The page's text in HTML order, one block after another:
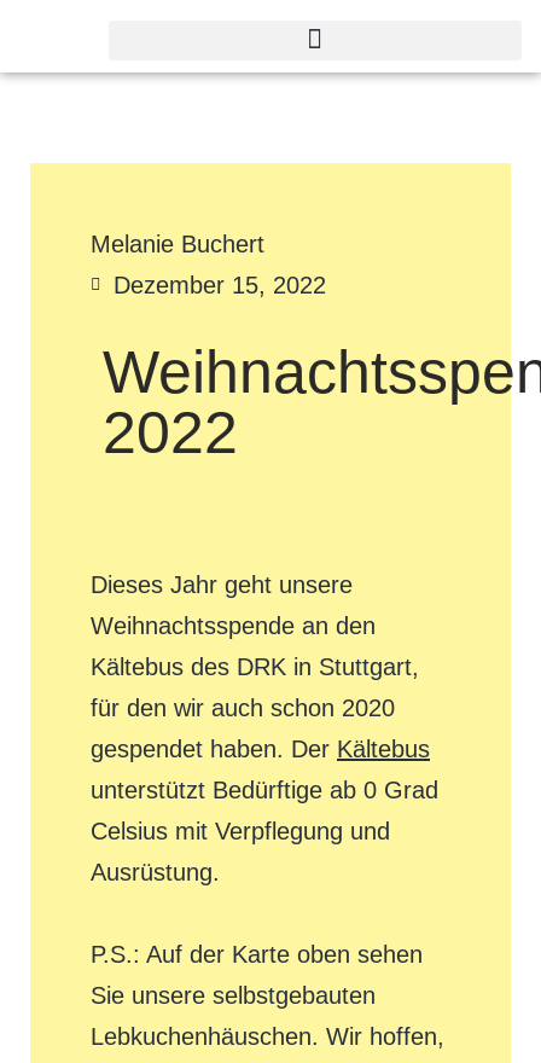
Melanie Buchert
Dezember 15, 2022
2022
Dieses Jahr geht unsere
Weihnachtsspende an den
Kältebus des DRK in Stuttgart,
für den wir auch schon 2020
gespendet haben. Der Kältebus
unterstützt Bedürftige ab 0 Grad
Celsius mit Verpflegung und
Ausrüstung.
P.S.: Auf der Karte oben sehen
Sie unsere selbstgebauten
Lebkuchenhäuschen. Wir hoffen,